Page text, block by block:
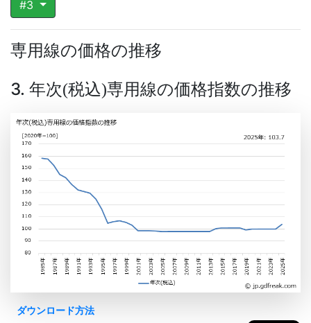
#3
専用線の価格の推移
3. 年次(税込)専用線の価格指数の推移
ダウンロード方法